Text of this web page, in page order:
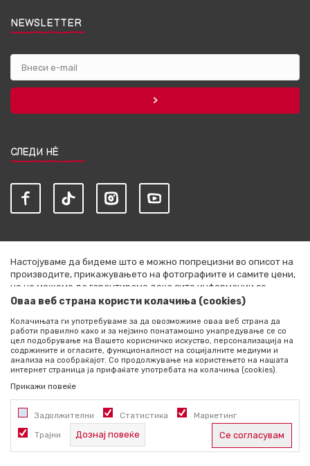
NEWSLETTER
СЛЕДИ НЀ
Настојуваме да бидеме што е можно попрецизни во описот на
производите, прикажувањето на фотографиите и самите цени,
но не можеме да гарантираме дека сите информации се
комплетни и без грешки. Сите артикли прикажани на сајтот се
секој момент. Расположливоста на производите можете да ја
проверите со повик на +389 76 444 490
©2026 literatura.mk, Изработено одNB SOFT. Сите права
задржани.
Оваа веб страна користи колачиња (cookies)
Колачињата ги употребуваме за да овозможиме оваа веб страна да
работи правилно како и за нејзино понатамошно унапредување се со
цел подобрување на Вашето корисничко искуство, персонализација на
содржините и огласите, функционалност на социјалните медиуми и
анализа на сообраќајот. Со продолжување на користењето на нашата
интернет страница ја прифаќате употребата на колачиња (cookies).
Прикажи повеќе
Задолжителни Статистика Маркетинг
Трајни Дознај повеќе Се согласувам